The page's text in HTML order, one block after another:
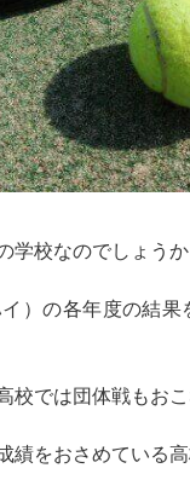
学校なのでしょうか
）の各年度の結果
では団体戦もおこ
をおさめている高